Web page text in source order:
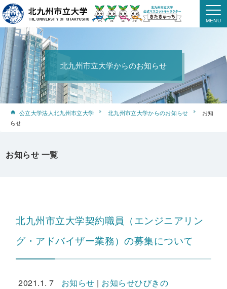
北九州市立大学からのお知らせ
公立大学法人北九州市立大学 北九州市立大学からのお知らせ
お知
らせ
お知らせ 一覧
北九州市立大学契約職員（エンジニアリン
グ・アドバイザー業務）の募集について
2021.1. 7 お知らせ | お知らせひびきの